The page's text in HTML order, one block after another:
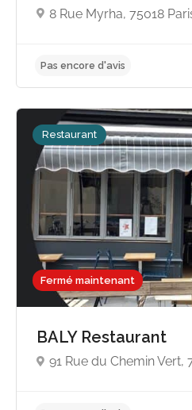
Pas encore d'avis
8 Rue Myrha, 75018
Fermé maintenant
Restaurant
BALY Restaurant
91 Rue du Chemin Vert,